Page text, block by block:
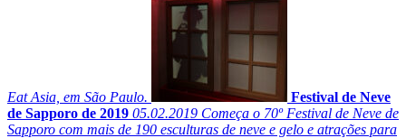
Eat Asia, em São Paulo.
Festival de Neve
de Sapporo de 2019 05.02.2019 Começa o 70º Festival de Neve de
Sapporo com mais de 190 esculturas de neve e gelo e atrações para